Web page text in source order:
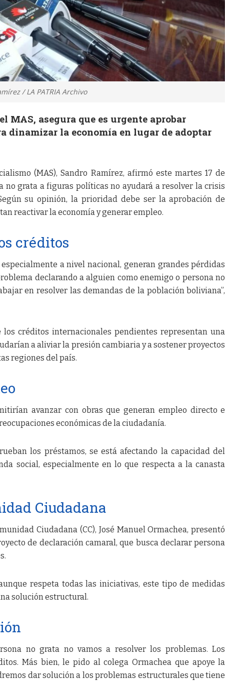
/ LA PATRIA Archivo
MAS, asegura que es urgente aprobar
dinamizar la economía en lugar de adoptar
(MAS), Sandro Ramírez, afirmó este martes 17 de
no grata a figuras políticas no ayudará a resolver la crisis
su opinión, la prioridad debe ser la aprobación de
reactivar la economía y generar empleo.
créditos
a nivel nacional, generan grandes pérdidas
declarando a alguien como enemigo o persona no
en resolver las demandas de la población boliviana”,
créditos internacionales pendientes representan una
a aliviar la presión cambiaria y a sostener proyectos
regiones del país.
avanzar con obras que generan empleo directo e
económicas de la ciudadanía.
los préstamos, se está afectando la capacidad del
social, especialmente en lo que respecta a la canasta
Ciudadana
Ciudadana (CC), José Manuel Ormachea, presentó
de declaración camaral, que busca declarar persona
respeta todas las iniciativas, este tipo de medidas
solución estructural.
no grata no vamos a resolver los problemas. Los
Más bien, le pido al colega Ormachea que apoye la
dar solución a los problemas estructurales que tiene